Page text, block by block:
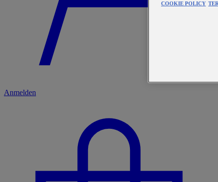
Anmelden
COOKIE POLICY